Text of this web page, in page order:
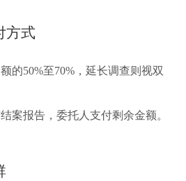
方式
的50%至70%，延长调查则视双
案报告，委托人支付剩余金额。